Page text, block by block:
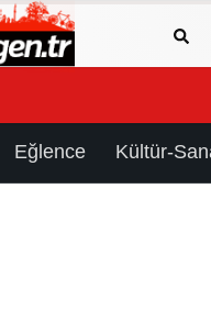
Eğlence Kültür-